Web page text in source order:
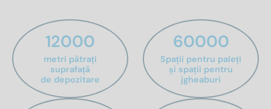
12000
metri pătrați
suprafață
de depozitare
60000
Spații pentru paleți
și spații pentru
jgheaburi